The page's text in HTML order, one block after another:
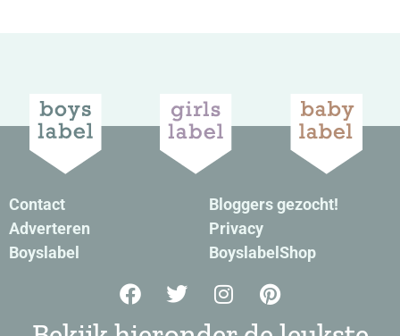
Contact
Adverteren
Boyslabel
Bloggers gezocht!
Privacy
BoyslabelShop